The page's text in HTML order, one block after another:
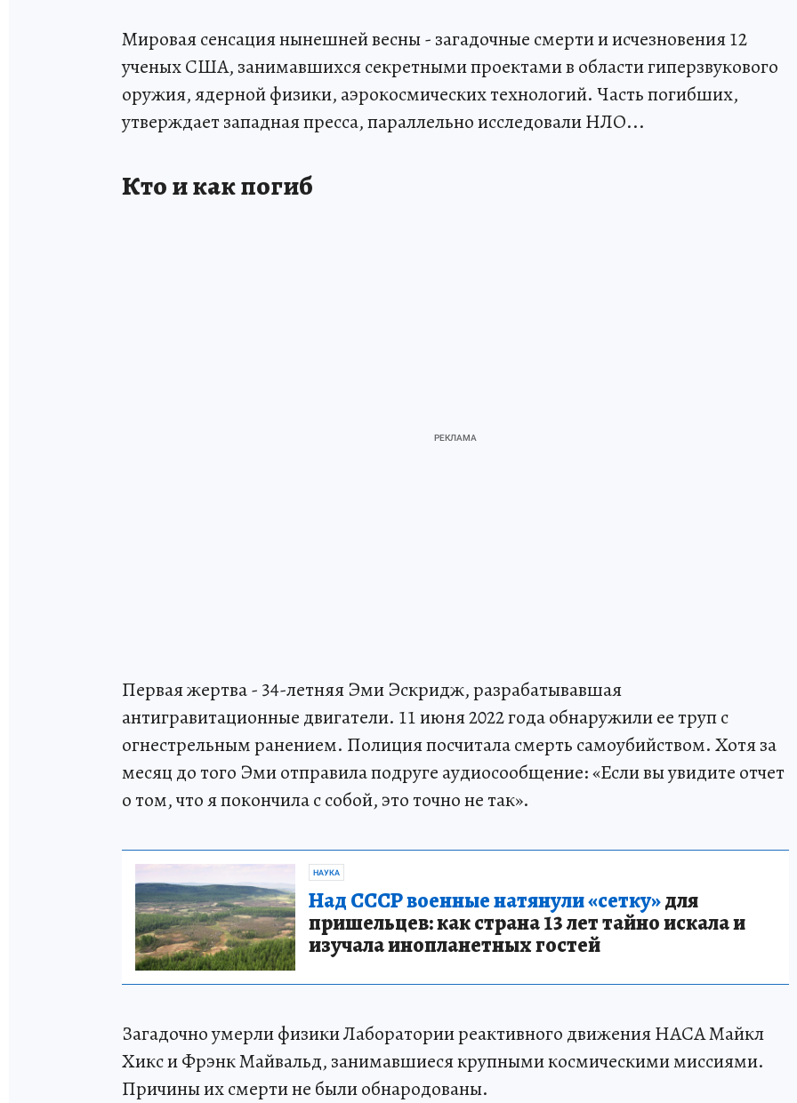
Мировая сенсация нынешней весны - загадочные смерти и исчезновения 12
ученых США, занимавшихся секретными проектами в области гиперзвукового
оружия, ядерной физики, аэрокосмических технологий. Часть погибших,
утверждает западная пресса, параллельно исследовали НЛО...
Кто и как погиб
Первая жертва - 34-летняя Эми Эскридж, разрабатывавшая
антигравитационные двигатели. 11 июня 2022 года обнаружили ее труп с
огнестрельным ранением. Полиция посчитала смерть самоубийством. Хотя за
месяц до того Эми отправила подруге аудиосообщение: «Если вы увидите отчет
о том, что я покончила с собой, это точно не так».
НАУКА
Над СССР военные натянули «сетку»для
пришельцев: как страна 13 лет тайно искала и
изучала инопланетных гостей
Загадочно умерли физики Лаборатории реактивного движения НАСА Майкл
Хикс и Фрэнк Майвальд, занимавшиеся крупными космическими миссиями.
Причины их смерти не были обнародованы.